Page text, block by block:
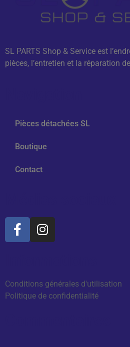
SL PARTS Shop & Service est
pièces, l’entretien et la réparation
Pièces détachées SL
Boutique
Contact
Conditions générales d'utilisation
Politique de confidentialité